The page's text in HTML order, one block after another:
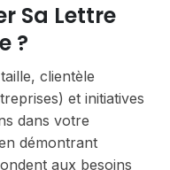
Sa Lettre
?
clientèle
et initiatives
dans votre
démontrant
aux besoins